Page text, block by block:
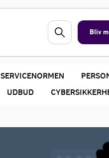
Bliv
SERVICENORMEN
UDBUD